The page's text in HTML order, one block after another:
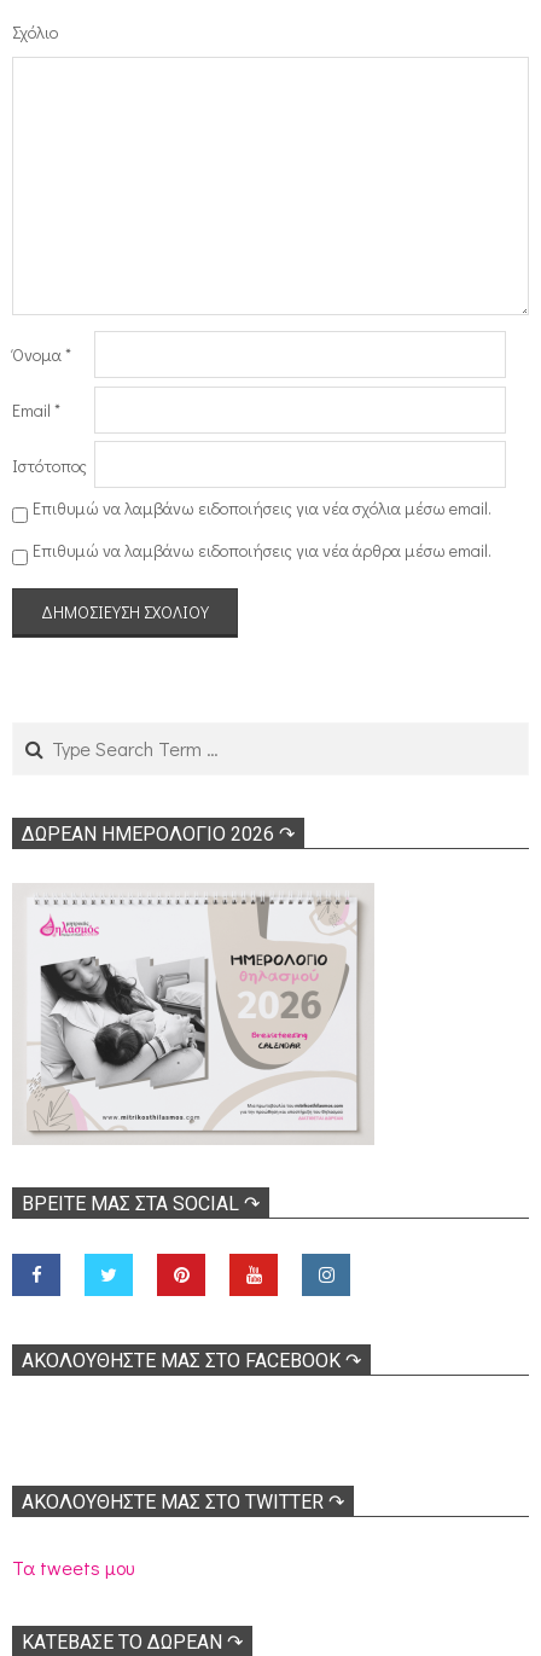
Σχόλιο
Όνομα*
Email *
Ιστότοπος
Επιθυμώ να λαμβάνω ειδοποιήσεις για νέα σχόλια μέσω email.
Επιθυμώ να λαμβάνω ειδοποιήσεις για νέα άρθρα μέσω email.
ΔΩΡΕΑΝ ΗΜΕΡΟΛΟΓΙΟ 2026 ↷
ΒΡΕΊΤΕ ΜΑΣ ΣΤΑ SOCIAL ↷
ΑΚΟΛOΥΘΉΣΤΕ ΜΑΣ ΣΤΟ FACEBOOK ↷
ΑΚΟΛΟΥΘΉΣΤΕ ΜΑΣ ΣΤΟ TWITTER ↷
Τα tweets μου
ΚΑΤΕΒΑΣΕ ΤΟ ΔΩΡΕΑΝ ↷